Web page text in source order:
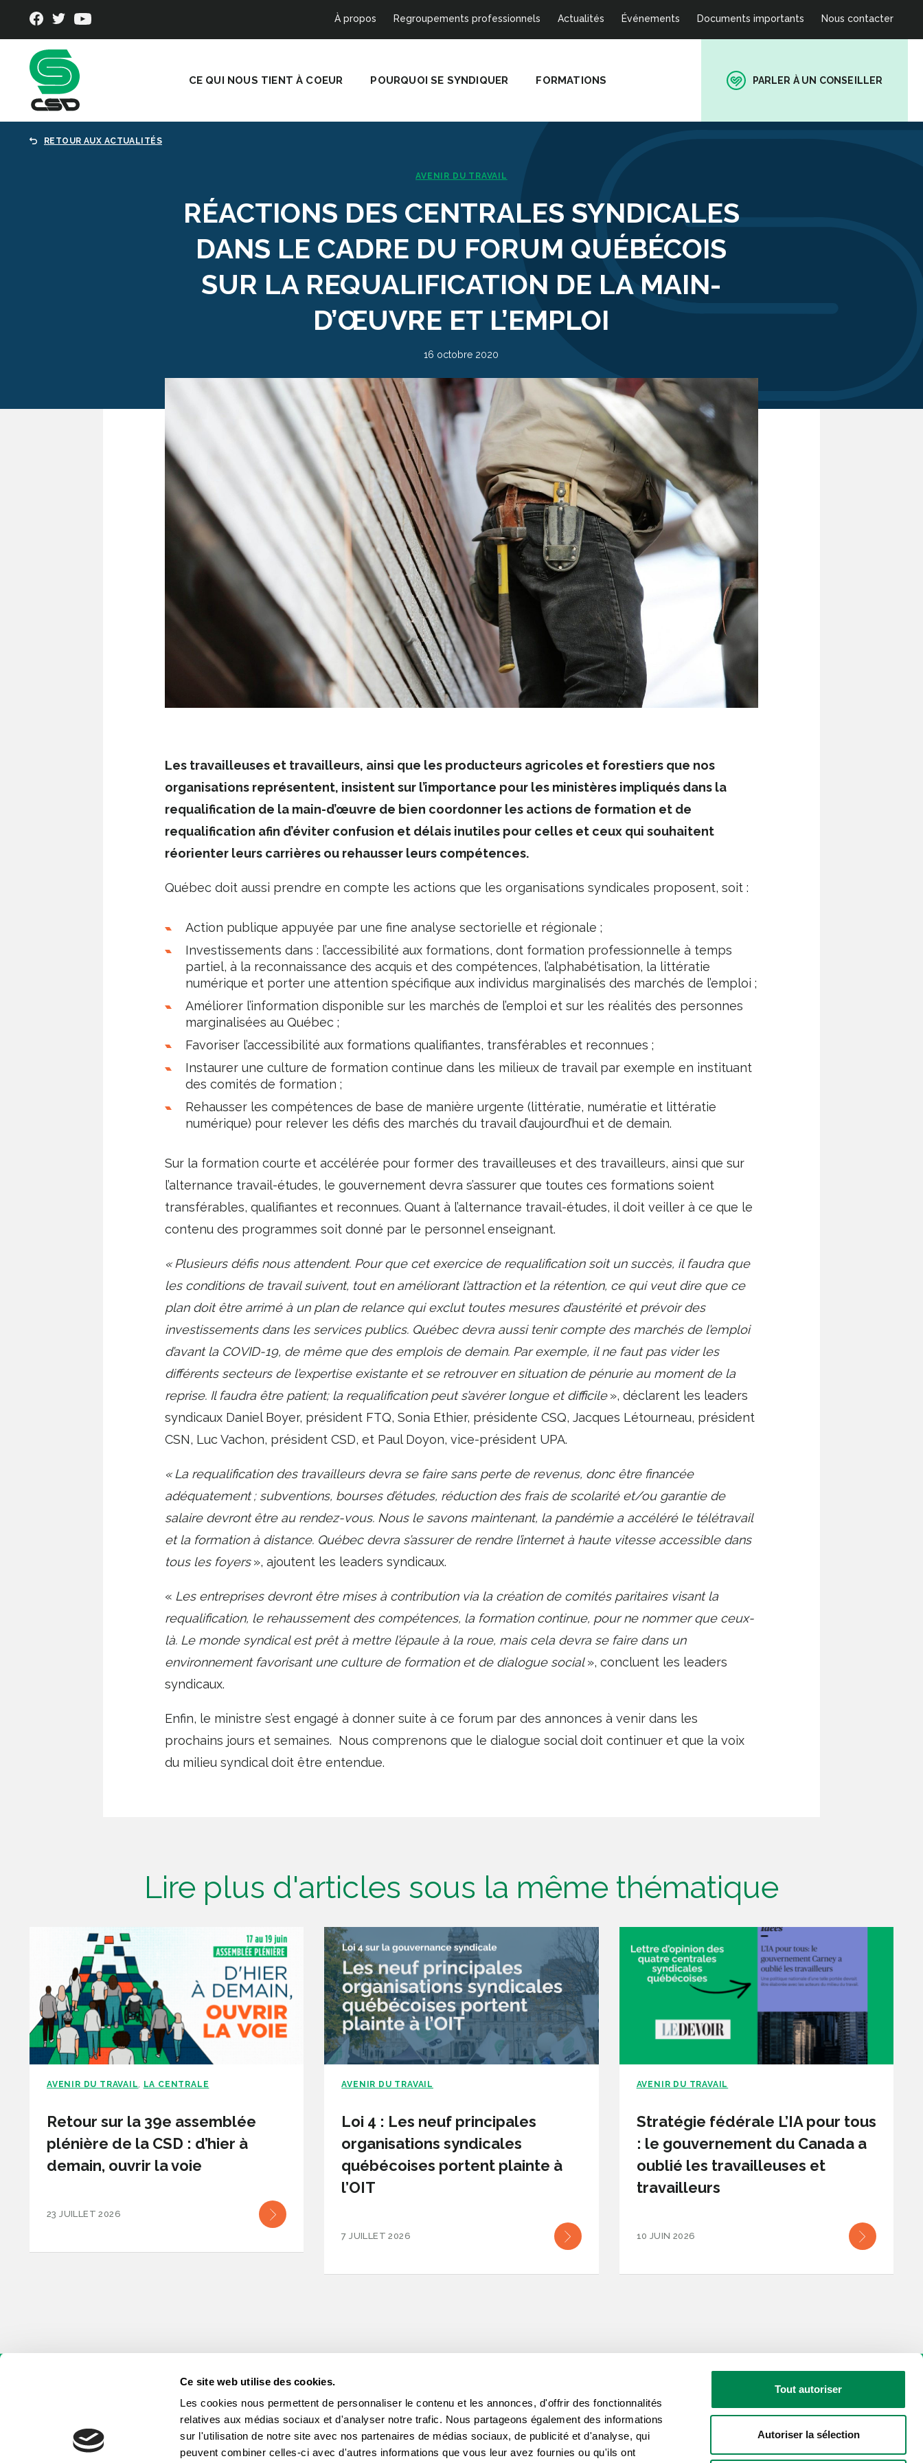
Ce site web utilise des cookies.
Les cookies nous permettent de personnaliser le contenu et les annonces, d'offrir des fonctionnalités
relatives aux médias sociaux et d'analyser notre trafic. Nous partageons également des informations
sur l'utilisation de notre site avec nos partenaires de médias sociaux, de publicité et d'analyse, qui
peuvent combiner celles-ci avec d'autres informations que vous leur avez fournies ou qu'ils ont
Tout autoriser
Autoriser la sélection
À propos Regroupements professionnels Actualités Événements Documents importants Nous contacter
CE QUI NOUS TIENT À COEUR POURQUOI SE SYNDIQUER FORMATIONS PARLER À UN CONSEILLER
RETOUR AUX ACTUALITÉS
AVENIR DU TRAVAIL
RÉACTIONS DES CENTRALES SYNDICALES
DANS LE CADRE DU FORUM QUÉBÉCOIS
SUR LA REQUALIFICATION DE LA MAIN-
D’ŒUVRE ET L’EMPLOI
16 octobre 2020
Les travailleuses et travailleurs, ainsi que les producteurs agricoles et forestiers que nos
organisations représentent, insistent sur l’importance pour les ministères impliqués dans la
requalification de la main-d’œuvre de bien coordonner les actions de formation et de
requalification afin d’éviter confusion et délais inutiles pour celles et ceux qui souhaitent
réorienter leurs carrières ou rehausser leurs compétences.
Québec doit aussi prendre en compte les actions que les organisations syndicales proposent, soit :
Action publique appuyée par une fine analyse sectorielle et régionale ;
Investissements dans : l’accessibilité aux formations, dont formation professionnelle à temps
partiel, à la reconnaissance des acquis et des compétences, l’alphabétisation, la littératie
numérique et porter une attention spécifique aux individus marginalisés des marchés de l’emploi ;
Améliorer l’information disponible sur les marchés de l’emploi et sur les réalités des personnes
marginalisées au Québec ;
Favoriser l’accessibilité aux formations qualifiantes, transférables et reconnues ;
Instaurer une culture de formation continue dans les milieux de travail par exemple en instituant
des comités de formation ;
Rehausser les compétences de base de manière urgente (littératie, numératie et littératie
numérique) pour relever les défis des marchés du travail d’aujourd’hui et de demain.
Sur la formation courte et accélérée pour former des travailleuses et des travailleurs, ainsi que sur
l’alternance travail-études, le gouvernement devra s’assurer que toutes ces formations soient
transférables, qualifiantes et reconnues. Quant à l’alternance travail-études, il doit veiller à ce que le
contenu des programmes soit donné par le personnel enseignant.
« Plusieurs défis nous attendent. Pour que cet exercice de requalification soit un succès, il faudra que
les conditions de travail suivent, tout en améliorant l’attraction et la rétention, ce qui veut dire que ce
plan doit être arrimé à un plan de relance qui exclut toutes mesures d’austérité et prévoir des
investissements dans les services publics. Québec devra aussi tenir compte des marchés de l’emploi
d’avant la COVID-19, de même que des emplois de demain. Par exemple, il ne faut pas vider les
différents secteurs de l’expertise existante et se retrouver en situation de pénurie au moment de la
reprise. Il faudra être patient; la requalification peut s’avérer longue et difficile», déclarent les leaders
syndicaux Daniel Boyer, président FTQ, Sonia Ethier, présidente CSQ, Jacques Létourneau, président
CSN, Luc Vachon, président CSD, et Paul Doyon, vice-président UPA.
« La requalification des travailleurs devra se faire sans perte de revenus, donc être financée
adéquatement ; subventions, bourses d’études, réduction des frais de scolarité et/ou garantie de
salaire devront être au rendez-vous. Nous le savons maintenant, la pandémie a accéléré le télétravail
et la formation à distance. Québec devra s’assurer de rendre l’internet à haute vitesse accessible dans
tous les foyers», ajoutent les leaders syndicaux.
« Les entreprises devront être mises à contribution via la création de comités paritaires visant la
requalification, le rehaussement des compétences, la formation continue, pour ne nommer que ceux-
là. Le monde syndical est prêt à mettre l’épaule à la roue, mais cela devra se faire dans un
environnement favorisant une culture de formation et de dialogue social», concluent les leaders
syndicaux.
Enfin, le ministre s’est engagé à donner suite à ce forum par des annonces à venir dans les
prochains jours et semaines. Nous comprenons que le dialogue social doit continuer et que la voix
du milieu syndical doit être entendue.
Lire plus d'articles sous la même thématique
AVENIR DU TRAVAIL LA CENTRALE
Retour sur la 39e assemblée
plénière de la CSD : d’hier à
demain, ouvrir la voie
23 JUILLET 2026
AVENIR DU TRAVAIL
Loi 4 : Les neuf principales
organisations syndicales
québécoises portent plainte à
l’OIT
7 JUILLET 2026
AVENIR DU TRAVAIL
Stratégie fédérale L’IA pour tous
: le gouvernement du Canada a
oublié les travailleuses et
travailleurs
10 JUIN 2026
Intéressé par les actualités de la CSD?